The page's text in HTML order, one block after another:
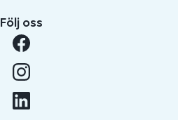
Följ oss